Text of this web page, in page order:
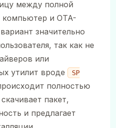
между полной
и OTA-
значительно
так как не
или
утилит вроде
SP
полностью
пакет,
и предлагает